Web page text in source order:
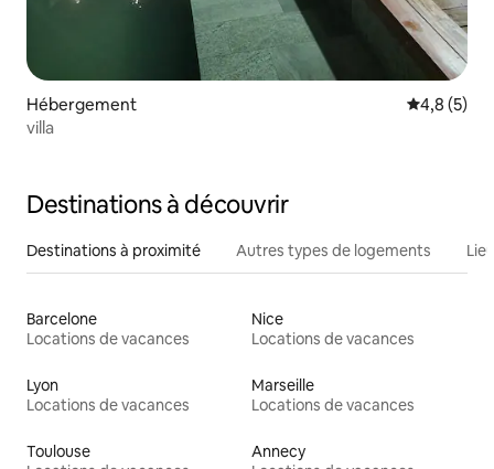
Hébergement Évaluation
4,8 (5)
villa
Destinations à découvrir
Destinations à proximité Autres types de logements
Barcelone
Locations de vacances
Nice
Locations de vacances
Lyon
Locations de vacances
Marseille
Locations de vacances
Toulouse
Annecy